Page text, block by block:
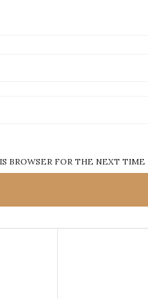
BROWSER FOR THE NEXT TIME